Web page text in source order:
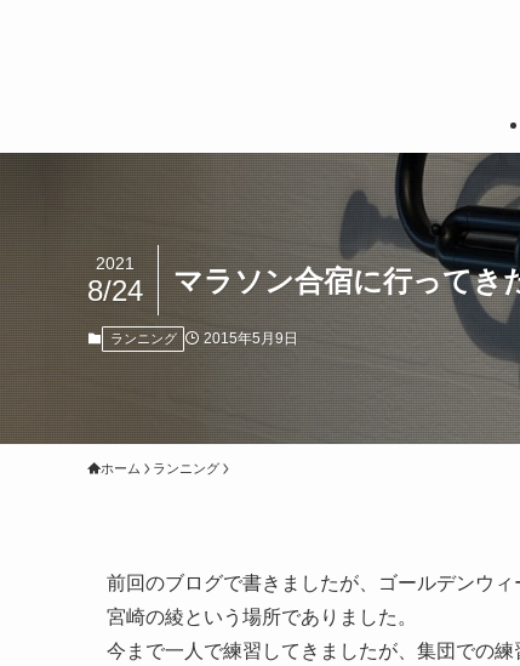
マラソン合宿に行ってき
2021
8/24
ランニング 2015年5月9日
ホーム ランニング
前回のブログで書きましたが、ゴールデンウィ
宮崎の綾という場所でありました。
今まで一人で練習してきましたが、集団での